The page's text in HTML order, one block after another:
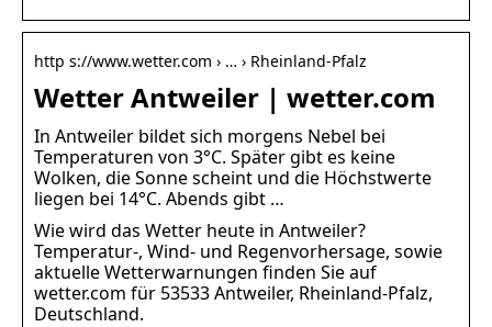
http s://www.wetter.com › … › Rheinland-Pfalz
Wetter Antweiler | wetter.com
In Antweiler bildet sich morgens Nebel bei
Temperaturen von 3°C. Später gibt es keine
Wolken, die Sonne scheint und die Höchstwerte
liegen bei 14°C. Abends gibt …
Wie wird das Wetter heute in Antweiler?
Temperatur-, Wind- und Regenvorhersage, sowie
aktuelle Wetterwarnungen finden Sie auf
wetter.com für 53533 Antweiler, Rheinland-Pfalz,
Deutschland.